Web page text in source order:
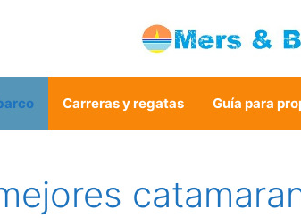
Carreras y regatas Guía para